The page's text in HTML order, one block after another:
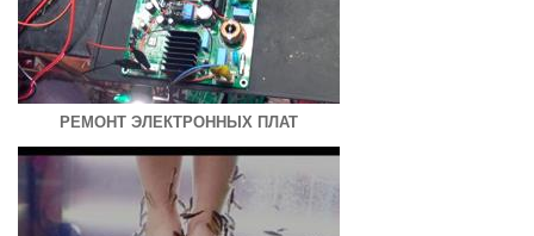
РЕМОНТ ЭЛЕКТРОННЫХ ПЛАТ